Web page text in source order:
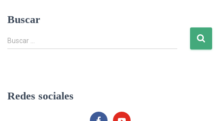
Buscar
B
:
Buscar …
Redes sociales